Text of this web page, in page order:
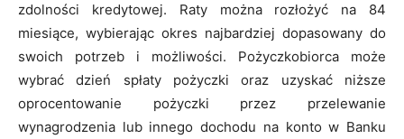
zdolności kredytowej. Raty można rozłożyć na 84
miesiące, wybierając okres najbardziej dopasowany do
swoich potrzeb i możliwości. Pożyczkobiorca może
wybrać dzień spłaty pożyczki oraz uzyskać niższe
oprocentowanie pożyczki przez przelewanie
wynagrodzenia lub innego dochodu na konto w Banku